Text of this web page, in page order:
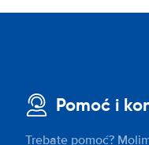
Pomoć i
Trebate pomoć?